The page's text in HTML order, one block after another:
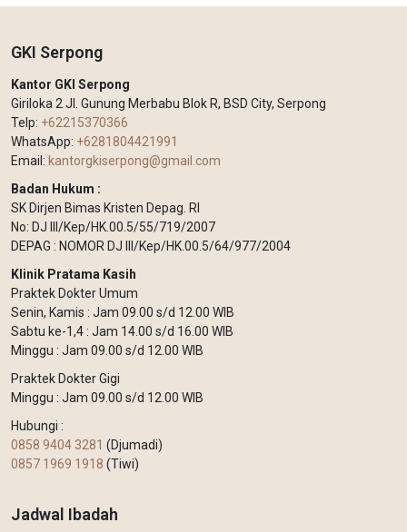
GKI Serpong
Kantor GKI Serpong
Giriloka 2 Jl. Gunung Merbabu Blok R, BSD City, Serpong
Telp: +62215370366
WhatsApp: +6281804421991
Email: kantorgkiserpong@gmail.com
Badan Hukum :
SK Dirjen Bimas Kristen Depag. RI
No: DJ III/Kep/HK.00.5/55/719/2007
DEPAG : NOMOR DJ III/Kep/HK.00.5/64/977/2004
Klinik Pratama Kasih
Praktek Dokter Umum
Senin, Kamis : Jam 09.00 s/d 12.00 WIB
Sabtu ke-1,4 : Jam 14.00 s/d 16.00 WIB
Minggu : Jam 09.00 s/d 12.00 WIB
Praktek Dokter Gigi
Minggu : Jam 09.00 s/d 12.00 WIB
Hubungi :
0858 9404 3281 (Djumadi)
0857 1969 1918 (Tiwi)
Jadwal Ibadah